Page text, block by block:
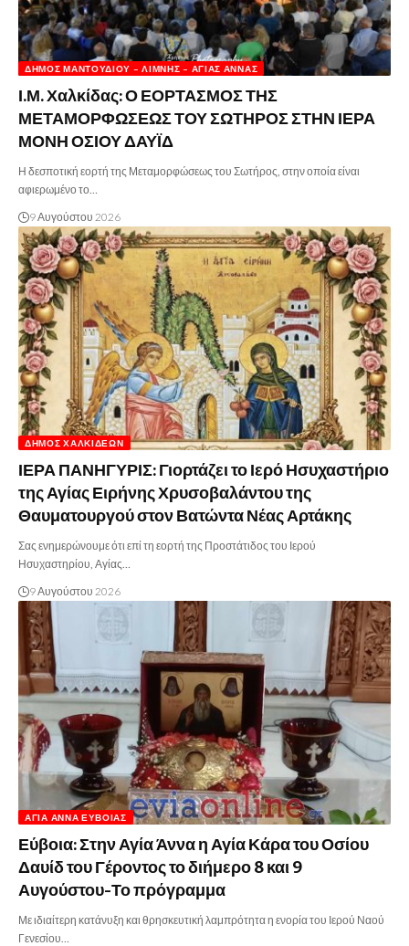
ΔΉΜΟΣ ΜΑΝΤΟΥΔΊΟΥ – ΛΊΜΝΗΣ – ΑΓΊΑΣ ΑΝΝΑΣ
Ι.Μ. Χαλκίδας: Ο ΕΟΡΤΑΣΜΟΣ ΤΗΣ
ΜΕΤΑΜΟΡΦΩΣΕΩΣ ΤΟΥ ΣΩΤΗΡΟΣ ΣΤΗΝ ΙΕΡΑ
ΜΟΝΗ ΟΣΙΟΥ ΔΑΥΪΔ
Η δεσποτική εορτή της Μεταμορφώσεως του Σωτήρος, στην οποία είναι
αφιερωμένο το…
9 Αυγούστου 2026
ΔΉΜΟΣ ΧΑΛΚΙΔΈΩΝ
ΙΕΡΑ ΠΑΝΗΓΥΡΙΣ: Γιορτάζει το Ιερό Ησυχαστήριο
της Αγίας Ειρήνης Χρυσοβαλάντου της
Θαυματουργού στον Βατώντα Νέας Αρτάκης
Σας ενημερώνουμε ότι επί τη εορτή της Προστάτιδος του Ιερού
Ησυχαστηρίου, Αγίας…
9 Αυγούστου 2026
ΑΓΊΑ ΆΝΝΑ ΕΥΒΟΊΑΣ
Εύβοια: Στην Αγία Άννα η Αγία Κάρα του Οσίου
Δαυίδ του Γέροντος το διήμερο 8 και 9
Αυγούστου-Το πρόγραμμα
Με ιδιαίτερη κατάνυξη και θρησκευτική λαμπρότητα η ενορία του Ιερού Ναού
Γενεσίου…